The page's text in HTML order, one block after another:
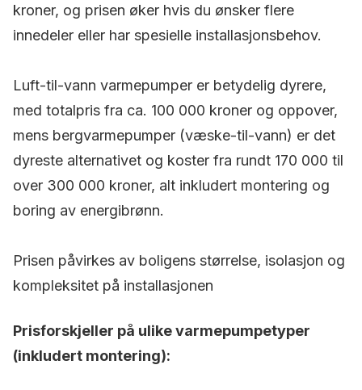
kroner, og prisen øker hvis du ønsker flere
innedeler eller har spesielle installasjonsbehov.
Luft-til-vann varmepumper er betydelig dyrere,
med totalpris fra ca. 100 000 kroner og oppover,
mens bergvarmepumper (væske-til-vann) er det
dyreste alternativet og koster fra rundt 170 000 til
over 300 000 kroner, alt inkludert montering og
boring av energibrønn.
Prisen påvirkes av boligens størrelse, isolasjon og
kompleksitet på installasjonen
Prisforskjeller på ulike varmepumpetyper
(inkludert montering):